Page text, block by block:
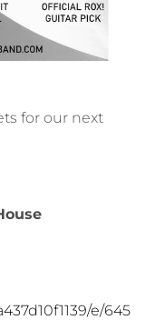
for our next
e/645